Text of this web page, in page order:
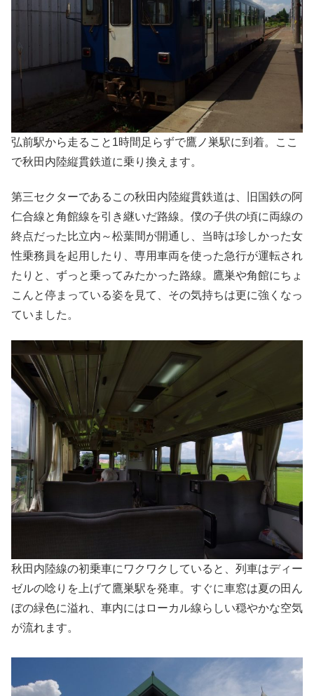
弘前駅から走ること1時間足らずで鷹ノ巣駅に到着。ここ
で秋田内陸縦貫鉄道に乗り換えます。
第三セクターであるこの秋田内陸縦貫鉄道は、旧国鉄の阿
仁合線と角館線を引き継いだ路線。僕の子供の頃に両線の
終点だった比立内～松葉間が開通し、当時は珍しかった女
性乗務員を起用したり、専用車両を使った急行が運転され
たりと、ずっと乗ってみたかった路線。鷹巣や角館にちょ
こんと停まっている姿を見て、その気持ちは更に強くなっ
ていました。
秋田内陸線の初乗車にワクワクしていると、列車はディー
ゼルの唸りを上げて鷹巣駅を発車。すぐに車窓は夏の田ん
ぼの緑色に溢れ、車内にはローカル線らしい穏やかな空気
が流れます。